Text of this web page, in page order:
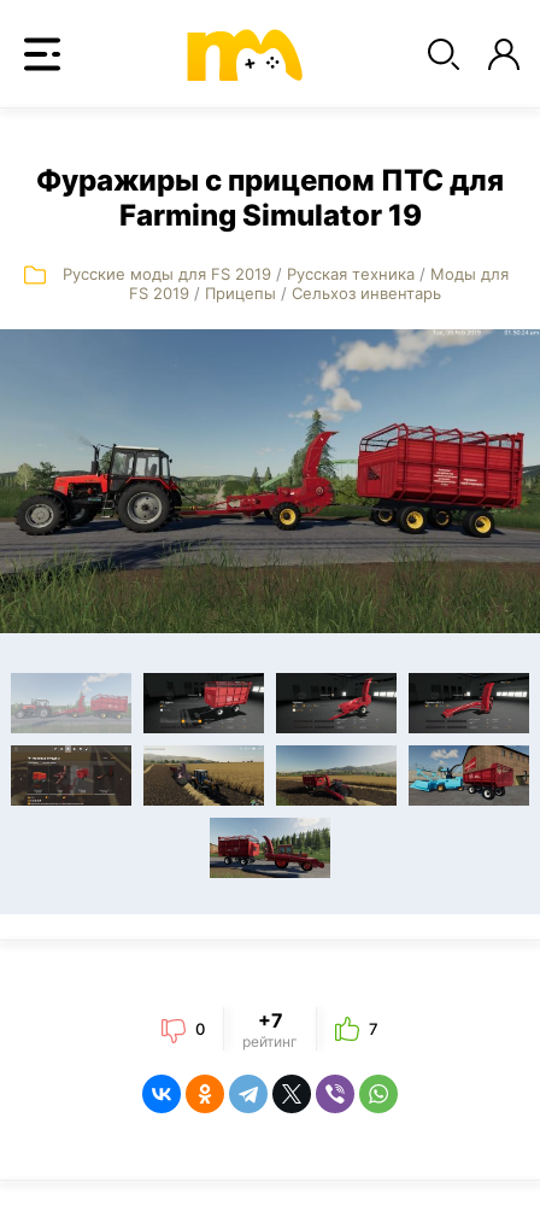
Фуражиры с прицепом ПТС для
Farming Simulator 19
Русские моды для FS 2019/ Русская техника/ Моды для
FS 2019 / Прицепы / Сельхоз инвентарь
0 +7
рейтинг
7